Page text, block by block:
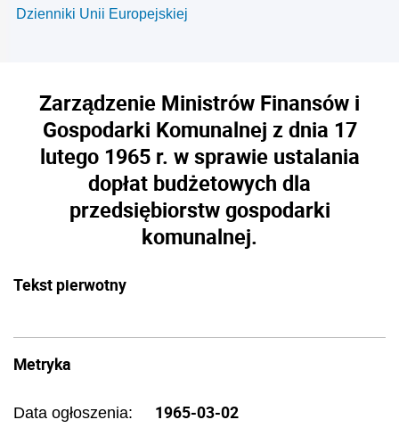
Dzienniki Unii Europejskiej
Zarządzenie Ministrów Finansów i
Gospodarki Komunalnej z dnia 17
lutego 1965 r. w sprawie ustalania
dopłat budżetowych dla
przedsiębiorstw gospodarki
komunalnej.
Tekst pierwotny
Metryka
Data ogłoszenia: 1965-03-02